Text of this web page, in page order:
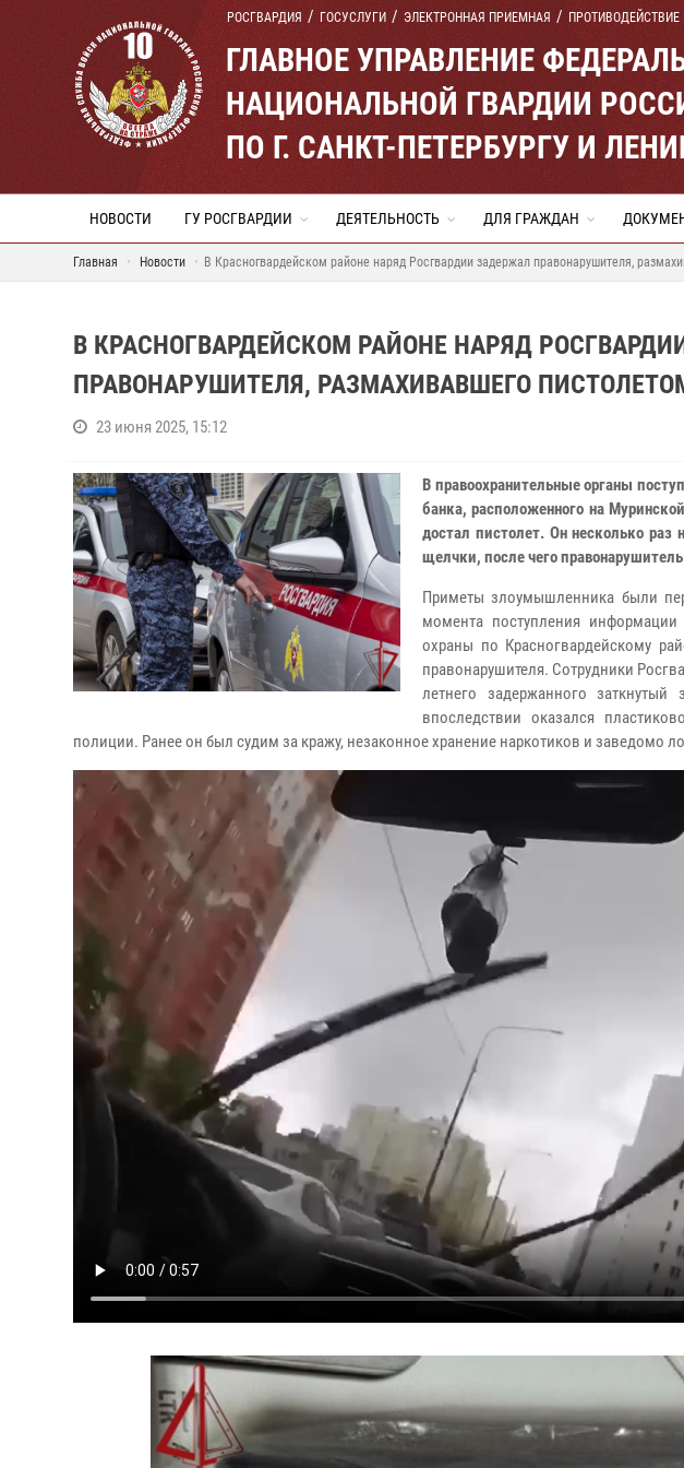
РОСГВАРДИЯ ГОСУСЛУГИ ЭЛЕКТРОННАЯ ПРИЕМНАЯ
ГЛАВНОЕ УПРАВЛЕНИЕ
НАЦИОНАЛЬНОЙ ГВАРДИИ
ПО Г. САНКТ-ПЕТЕРБУРГУ И
НОВОСТИ ГУ РОСГВАРДИИ ДЕЯТЕЛЬНОСТЬ ДЛЯ ГРАЖДАН
Главная Новости В Красногвардейском районе наряд Росгвардии задержал правонарушителя,
В КРАСНОГВАРДЕЙСКОМ РАЙОНЕ НАРЯД
ПРАВОНАРУШИТЕЛЯ, РАЗМАХИВАВШЕГО
23 июня 2025, 15:12
В правоохранительные органы
банка, расположенного на
достал пистолет. Он несколько раз
щелчки, после чего
Приметы злоумышленника были
момента поступления
охраны по Красногвардейскому
правонарушителя. Сотрудники
летнего задержанного
впоследствии оказался
полиции. Ранее он был судим за кражу, незаконное хранение наркотиков и заведомо